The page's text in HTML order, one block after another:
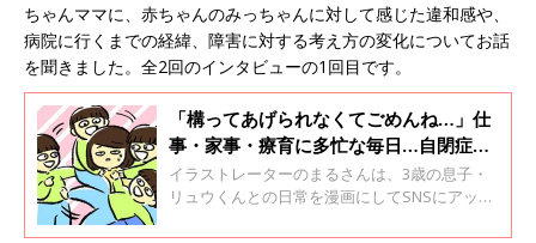
ちゃんママに、赤ちゃんのみっちゃんに対して感じた違和感や、
病院に行くまでの経緯、障害に対する考え方の変化についてお話
を聞きました。全2回のインタビューの1回目です。
「構ってあげられなくてごめんね…」仕
事・家事・療育に多忙な毎日…自閉症の
息子を持つシングルマザーまるさんにイ
ンタビュー
イラストレーターのまるさんは、3歳の息子・
リュウくんとの日常を漫画にしてSNSにアップ